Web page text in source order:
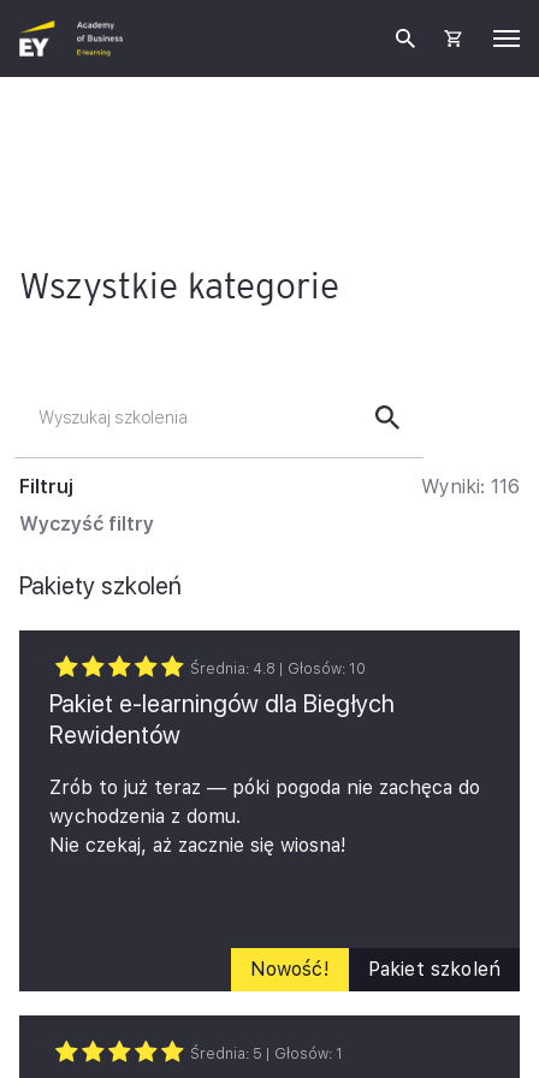
Wszystkie kategorie
Filtruj
Wyczyść filtry
Wyniki: 116
Pakiety szkoleń
Średnia: 4.8 | Głosów: 10
Pakiet e-learningów dla Biegłych
Rewidentów
Zrób to już teraz — póki pogoda nie zachęca do
wychodzenia z domu.
Nie czekaj, aż zacznie się wiosna!
Pakiet e‑learningów dla Biegłych Rewidentów –
oferta limitowana
Przygotowaliśmy specjalny pakiet czterech
kluczowych e‑learningów, które kompleksowo
Nowość! Pakiet szkoleń
Średnia: 5 | Głosów: 1